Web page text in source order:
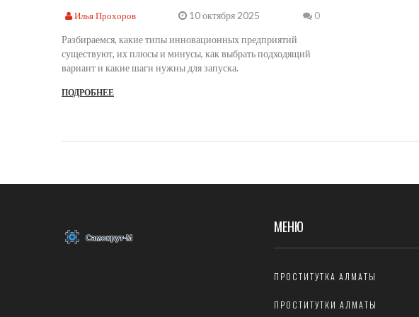
Илья Прохоров 10 октября 2025 0
Разбираемся, какие типы инновационных предприятий
существуют, их плюсы и минусы, как выбрать подходящий
вариант и какие шаги нужны для запуска.
ПОДРОБНЕЕ
МЕНЮ
ПРОСТИТУТКА АЛМАТЫ
ПРОСТИТУТКИ АЛМАТЫ